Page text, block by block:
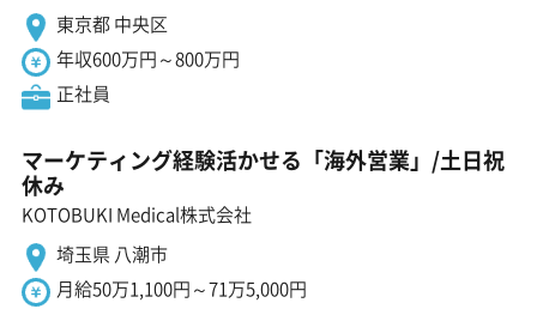
東京都 中央区
年収600万円～800万円
正社員
マーケティング経験活かせる「海外営業」/土日祝
休み
KOTOBUKI Medical株式会社
埼玉県 八潮市
月給50万1,100円～71万5,000円